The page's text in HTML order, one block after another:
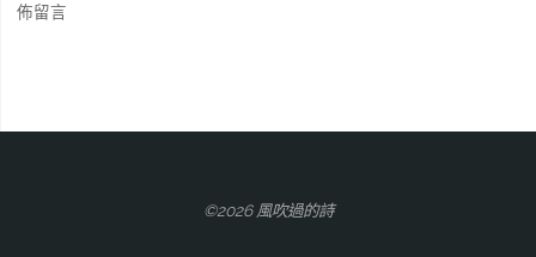
佈留言
©2026 風吹過的詩